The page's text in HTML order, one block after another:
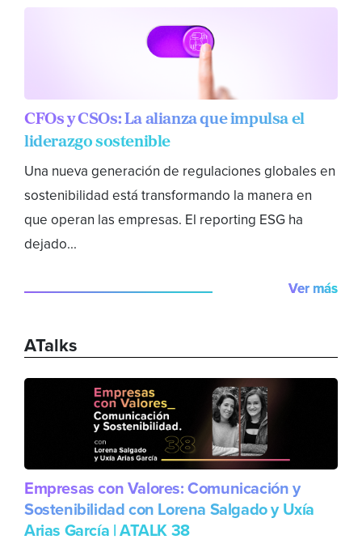
CFOs y CSOs: La alianza que impulsa el
liderazgo sostenible
Una nueva generación de regulaciones globales en
sostenibilidad está transformando la manera en
que operan las empresas. El reporting ESG ha
dejado...
Ver más
ATalks
Empresas con Valores: Comunicación y
Sostenibilidad con Lorena Salgado y Uxía
Arias García | ATALK 38